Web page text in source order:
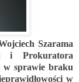
Szarama
i Prokuratora
w sprawie braku
w